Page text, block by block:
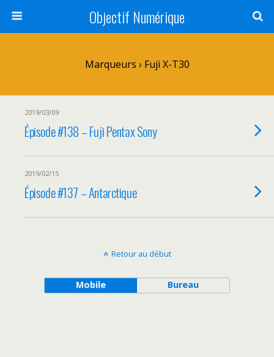
Objectif Numérique
Marqueurs › Fuji X-T30
2019/03/09
Épisode #138 – Fuji Pentax Sony
2019/02/15
Épisode #137 – Antarctique
Retour au début
Mobile Bureau